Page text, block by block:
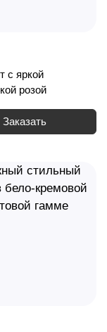
с яркой
розой
Заказать